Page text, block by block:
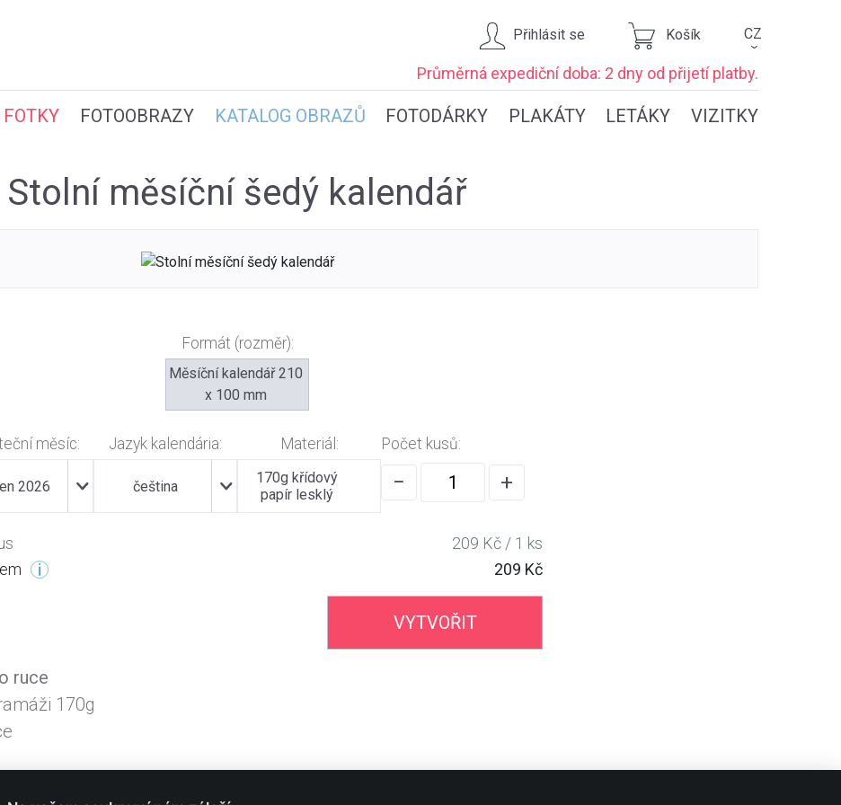
Přihlásit se Košík CZ
›
Průměrná expedičnídoba: 2 dny od přijetí platby.
FOTKY FOTOOBRAZY KATALOG OBRAZŮ FOTODÁRKY PLAKÁTY LETÁKY VIZITKY
Stolní měsíční šedý kalendář
Formát (rozměr):
Měsíční kalendář 210
x 100 mm
měsíc:
2026
Jazyk kalendária:
čeština
Materiál:
170g křídový
papír lesklý
Počet kusů:
− +
209 Kč / 1 ks
209 Kč
VYTVOŘIT
ruce
170g